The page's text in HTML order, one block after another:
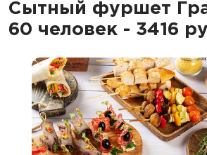
Сытный фуршет
60 человек - 3416